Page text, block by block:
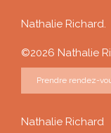
Nathalie Richard.
©2026 Nathalie
Prendre rendez-
Nathalie Richard